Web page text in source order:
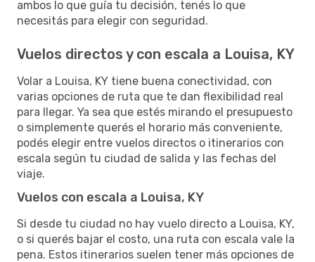
ambos lo que guía tu decisión, tenés lo que
necesitás para elegir con seguridad.
Vuelos directos y con escala a Louisa, KY
Volar a Louisa, KY tiene buena conectividad, con
varias opciones de ruta que te dan flexibilidad real
para llegar. Ya sea que estés mirando el presupuesto
o simplemente querés el horario más conveniente,
podés elegir entre vuelos directos o itinerarios con
escala según tu ciudad de salida y las fechas del
viaje.
Vuelos con escala a Louisa, KY
Si desde tu ciudad no hay vuelo directo a Louisa, KY,
o si querés bajar el costo, una ruta con escala vale la
pena. Estos itinerarios suelen tener más opciones de